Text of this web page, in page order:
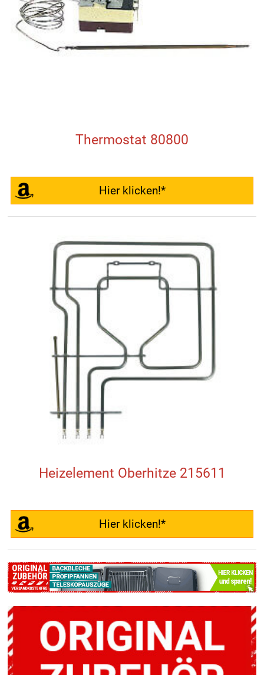
Thermostat 80800
Hier klicken!*
Heizelement Oberhitze 215611
Hier klicken!*